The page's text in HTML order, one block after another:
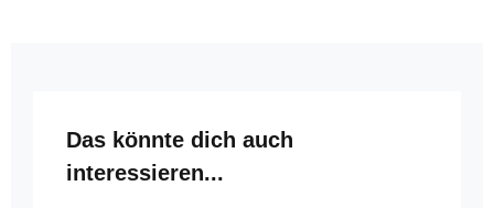
Produktgalerie überspringen
Das könnte dich auch
interessieren...